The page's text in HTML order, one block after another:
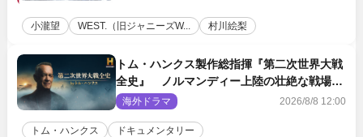
小瀧望 WEST.（旧ジャニーズW... 村川絵梨
トム・ハンクス製作総指揮『第二次世界大戦
全史』 ノルマンディー上陸の壮絶な戦場を
収めた特別映像解禁
海外ドラマ 2026/8/8 12:00
トム・ハンクス ドキュメンタリー